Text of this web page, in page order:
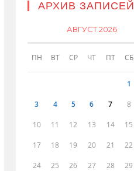
АРХИВ ЗАПИСЕЙ
АВГУСТ 2026
ПН ВТ СР ЧТ ПТ СБ
1
3 4 5 6 7 8
10 11 12 13 14 15
17 18 19 20 21 22
24 25 26 27 28 29